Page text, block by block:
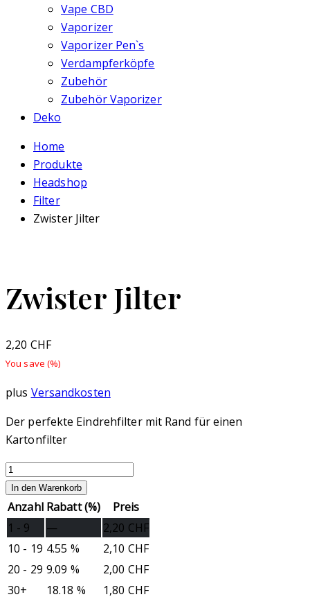
Vape CBD
Vaporizer
Vaporizer Pen`s
Verdampferköpfe
Zubehör
Zubehör Vaporizer
Deko
Home
Produkte
Headshop
Filter
Zwister Jilter
Zwister Jilter
2,20 CHF
You save (%)
plus Versandkosten
Der perfekte Eindrehfilter mit Rand für einen
Kartonfilter
Zwister
Jilter
Menge
In den Warenkorb
Anzahl Rabatt (%)
Preis
1 - 9
— 2,20 CHF
10 - 19 4.55 % 2,10 CHF
20 - 29 9.09 % 2,00 CHF
30+
18.18 % 1,80 CHF